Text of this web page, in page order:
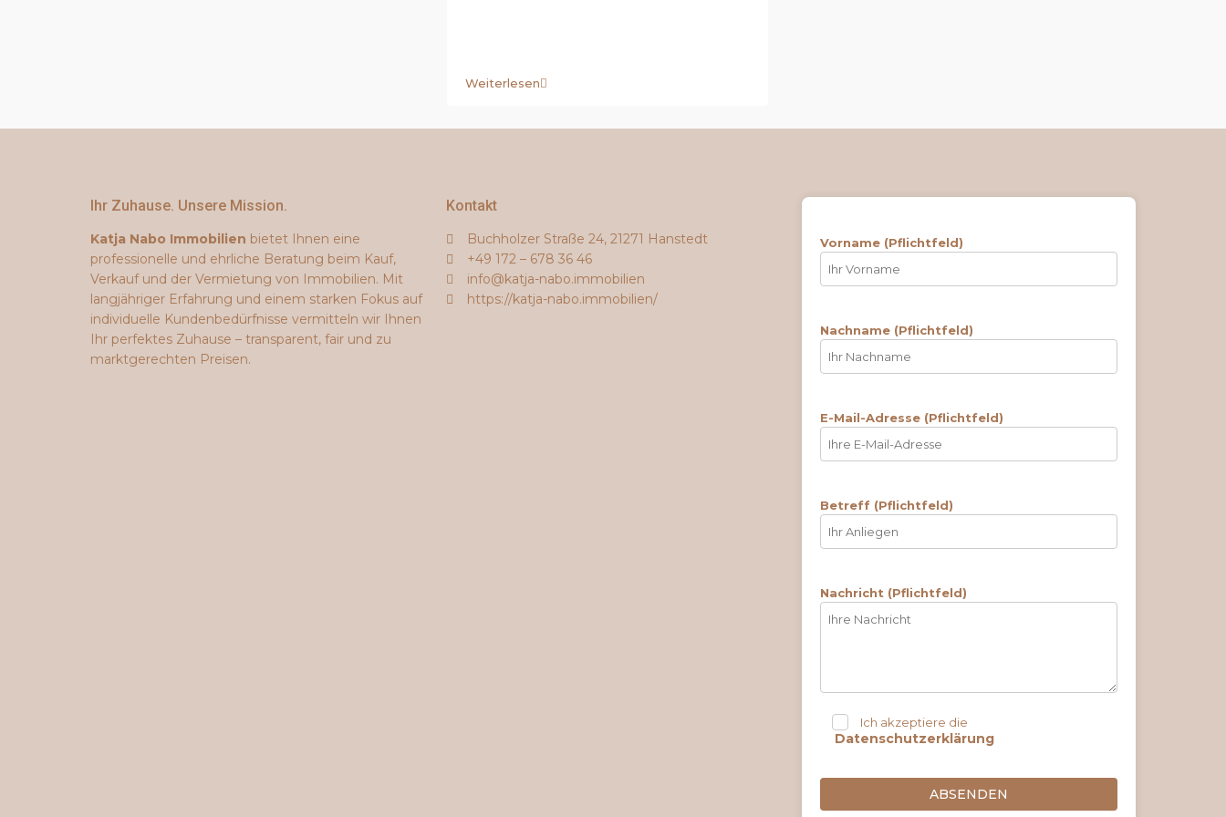
Weiterlesen
Ihr Zuhause. Unsere Mission.
Katja Nabo Immobilien bietet Ihnen eine
professionelle und ehrliche Beratung beim Kauf,
Verkauf und der Vermietung von Immobilien. Mit
langjähriger Erfahrung und einem starken Fokus auf
individuelle Kundenbedürfnisse vermitteln wir Ihnen
Ihr perfektes Zuhause – transparent, fair und zu
marktgerechten Preisen.
Kontakt
Buchholzer Straße 24, 21271 Hanstedt
+49 172 – 678 36 46
info@katja-nabo.immobilien
https://katja-nabo.immobilien/
Vorname (Pflichtfeld)
Nachname (Pflichtfeld)
E-Mail-Adresse (Pflichtfeld)
Betreff (Pflichtfeld)
Nachricht (Pflichtfeld)
Ich akzeptiere die
Datenschutzerklärung